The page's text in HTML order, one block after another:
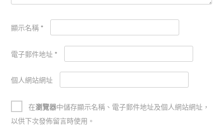
顯示名稱 *
電子郵件地址 *
個人網站網址
在瀏覽器中儲存顯示名稱、電子郵件地址及個人網站網址，
以供下次發佈留言時使用。